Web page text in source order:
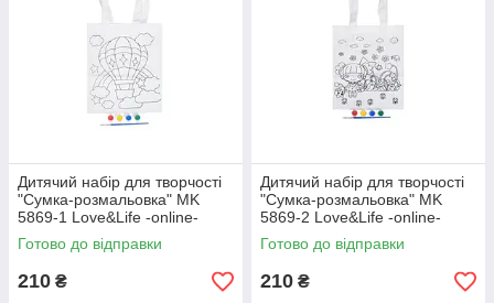
Дитячий набір для творчості
"Сумка-розмальовка" MK
5869-1 Love&Life -online-
multimarket-
Готово до відправки
210 ₴
Дитячий набір для творчості
"Сумка-розмальовка" MK
5869-2 Love&Life -online-
multimarket-
Готово до відправки
210 ₴